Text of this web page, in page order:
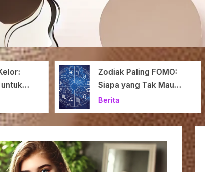
Zodiak Paling FOMO:
Siapa yang Tak Mau
Ketinggalan Momen?
Berita